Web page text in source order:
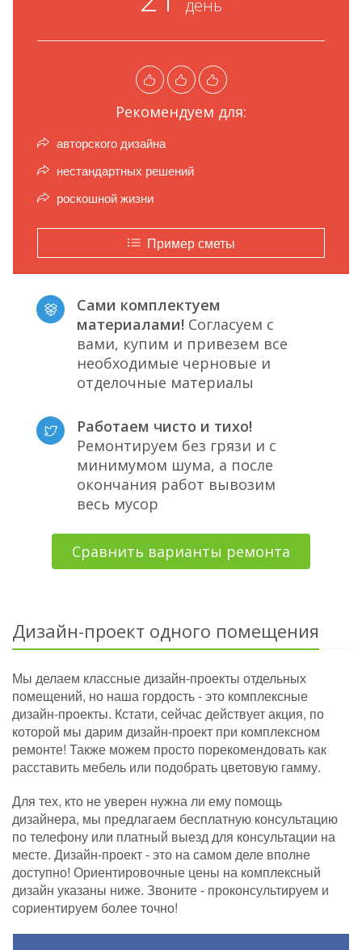
день
Рекомендуем для:
авторского дизайна
нестандартных решений
роскошной жизни
Пример сметы
Сами комплектуем
материалами! Согласуем с
вами, купим и привезем все
необходимые черновые и
отделочные материалы
Работаем чисто и тихо!
Ремонтируем без грязи и с
минимумом шума, а после
окончания работ вывозим
весь мусор
Сравнить варианты ремонта
Дизайн-проект одного помещения
Мы делаем классные дизайн-проекты отдельных
помещений, но наша гордость - это комплексные
дизайн-проекты. Кстати, сейчас действует акция, по
которой мы дарим дизайн-проект при комплексном
ремонте! Также можем просто порекомендовать как
расставить мебель или подобрать цветовую гамму.
Для тех, кто не уверен нужна ли ему помощь
дизайнера, мы предлагаем бесплатную консультацию
по телефону или платный выезд для консультации на
месте. Дизайн-проект - это на самом деле вполне
доступно! Ориентировочные цены на комплексный
дизайн указаны ниже. Звоните - проконсультируем и
сориентируем более точно!